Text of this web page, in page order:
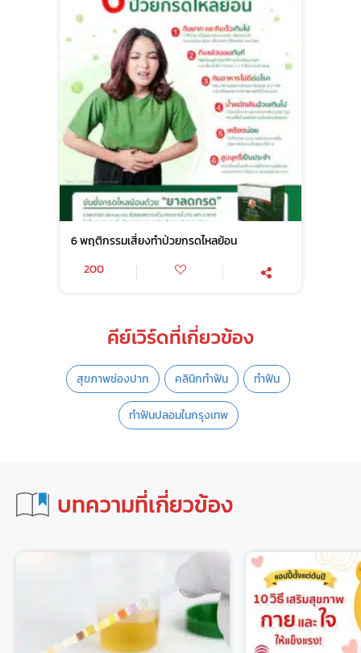
6 พฤติกรรมเสี่ยงทำป่วยกรดไหลย้อน
200
คีย์เวิร์ดที่เกี่ยวข้อง
สุขภาพช่องปาก คลินิกทำฟัน ทำฟัน
ทำฟันปลอมในกรุงเทพ
บทความที่เกี่ยวข้อง